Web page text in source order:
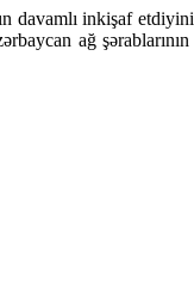
davamlı inkişaf
ağ